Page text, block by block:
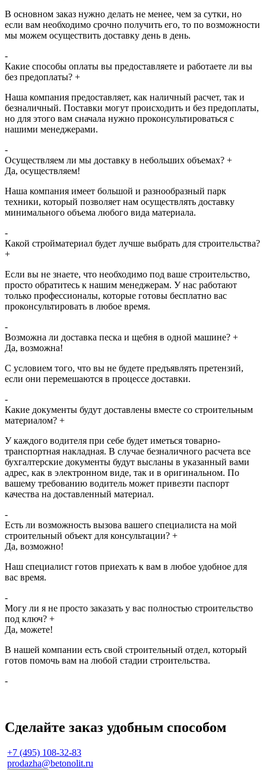
В основном заказ нужно делать не менее, чем за сутки, но
если вам необходимо срочно получить его, то по возможности
мы можем осуществить доставку день в день.
-
Какие способы оплаты вы предоставляете и работаете ли вы
без предоплаты? +
Наша компания предоставляет, как наличный расчет, так и
безналичный. Поставки могут происходить и без предоплаты,
но для этого вам сначала нужно проконсультироваться с
нашими менеджерами.
-
Осуществляем ли мы доставку в небольших объемах? +
Да, осуществляем!
Наша компания имеет большой и разнообразный парк
техники, который позволяет нам осуществлять доставку
минимального объема любого вида материала.
-
Какой стройматериал будет лучше выбрать для строительства?
+
Если вы не знаете, что необходимо под ваше строительство,
просто обратитесь к нашим менеджерам. У нас работают
только профессионалы, которые готовы бесплатно вас
проконсультировать в любое время.
-
Возможна ли доставка песка и щебня в одной машине? +
Да, возможна!
С условием того, что вы не будете предъявлять претензий,
если они перемешаются в процессе доставки.
-
Какие документы будут доставлены вместе со строительным
материалом? +
У каждого водителя при себе будет иметься товарно-
транспортная накладная. В случае безналичного расчета все
бухгалтерские документы будут высланы в указанный вами
адрес, как в электронном виде, так и в оригинальном. По
вашему требованию водитель может привезти паспорт
качества на доставленный материал.
-
Есть ли возможность вызова вашего специалиста на мой
строительный объект для консультации? +
Да, возможно!
Наш специалист готов приехать к вам в любое удобное для
вас время.
-
Могу ли я не просто заказать у вас полностью строительство
под ключ? +
Да, можете!
В нашей компании есть свой строительный отдел, который
готов помочь вам на любой стадии строительства.
-
Сделайте заказ удобным способом
+7 (495) 108-32-83
prodazha@betonolit.ru